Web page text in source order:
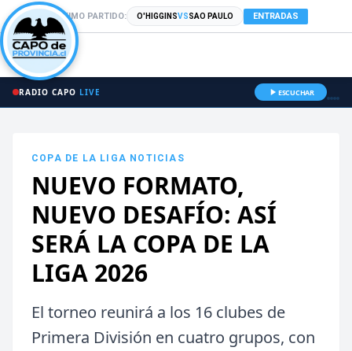
PRÓXIMO PARTIDO: O'HIGGINSVSSAO PAULO ENTRADAS
RADIO CAPO LIVE ESCUCHAR
COPA DE LA LIGA NOTICIAS
NUEVO FORMATO,
NUEVO DESAFÍO: ASÍ
SERÁ LA COPA DE LA
LIGA 2026
El torneo reunirá a los 16 clubes de
Primera División en cuatro grupos, con